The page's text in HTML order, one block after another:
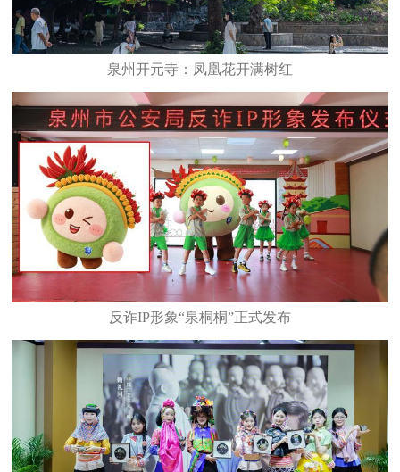
泉州开元寺：凤凰花开满树红
反诈IP形象“泉桐桐”正式发布